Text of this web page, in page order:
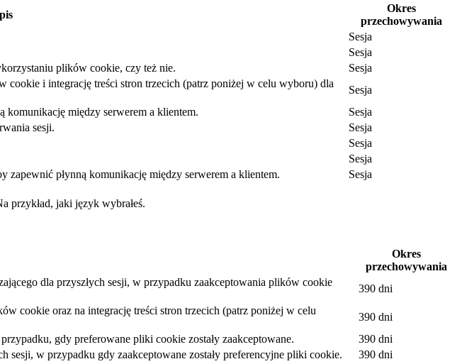
Okres
przechowywania
Sesja
Sesja
plików cookie, czy też nie.
Sesja
i integrację treści stron trzecich (patrz poniżej w celu wyboru) dla
Sesja
komunikację między serwerem a klientem.
Sesja
sesji.
Sesja
Sesja
Sesja
płynną komunikację między serwerem a klientem.
Sesja
przykład, jaki język wybrałeś.
Okres
przechowywania
dla przyszłych sesji, w przypadku zaakceptowania plików cookie
390 dni
cookie oraz na integrację treści stron trzecich (patrz poniżej w celu
390 dni
gdy preferowane pliki cookie zostały zaakceptowane.
390 dni
w przypadku gdy zaakceptowane zostały preferencyjne pliki cookie.
390 dni